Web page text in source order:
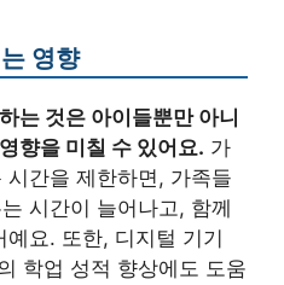
영향
는 것은 아이들뿐만 아니
향을 미칠 수 있어요. 가
간을 제한하면, 가족들
시간이 늘어나고, 함께
요. 또한, 디지털 기기
학업 성적 향상에도 도움